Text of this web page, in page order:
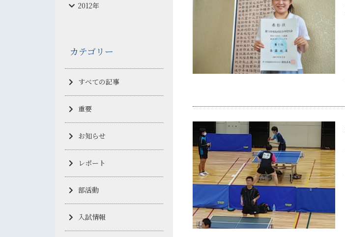
2012年
カテゴリー
すべての記事
重要
お知らせ
レポート
部活動
入試情報